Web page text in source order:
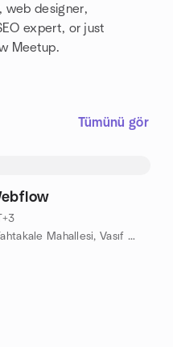
web designer,
expert, or just
Meetup.
Tümünü gör
Türk Telekom Santral, Tahtakale Mahallesi, Vasıf Çınar Cad. No:23, Fatih, Istanbul, TR